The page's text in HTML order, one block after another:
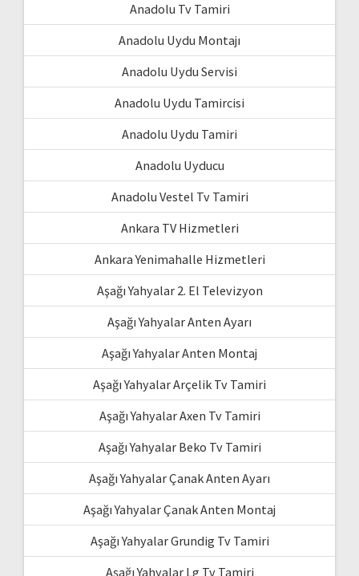
Anadolu Tv Tamiri
Anadolu Uydu Montajı
Anadolu Uydu Servisi
Anadolu Uydu Tamircisi
Anadolu Uydu Tamiri
Anadolu Uyducu
Anadolu Vestel Tv Tamiri
Ankara TV Hizmetleri
Ankara Yenimahalle Hizmetleri
Aşağı Yahyalar 2. El Televizyon
Aşağı Yahyalar Anten Ayarı
Aşağı Yahyalar Anten Montaj
Aşağı Yahyalar Arçelik Tv Tamiri
Aşağı Yahyalar Axen Tv Tamiri
Aşağı Yahyalar Beko Tv Tamiri
Aşağı Yahyalar Çanak Anten Ayarı
Aşağı Yahyalar Çanak Anten Montaj
Aşağı Yahyalar Grundig Tv Tamiri
Aşağı Yahyalar Lg Tv Tamiri